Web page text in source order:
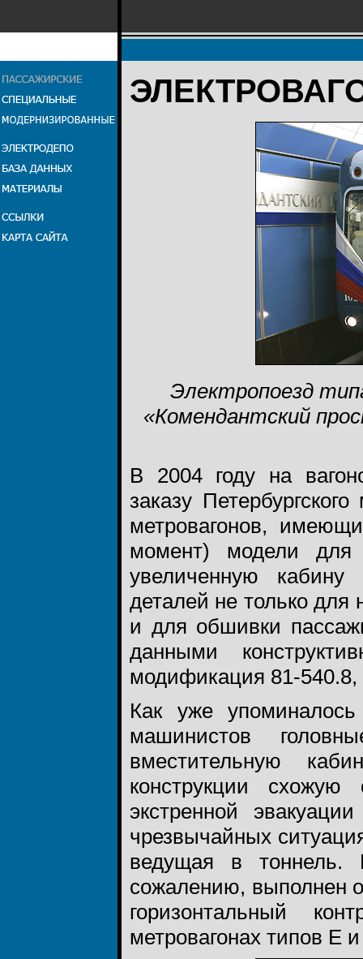
Электропоезд
«Комендантский
В 2004 году на
заказу
метровагонов,
момент) модели для
увеличенную
деталей не только
и для обшивки
данными
модификация 81-
Как уже
машинистов
вместительную
конструкции
экстренной
чрезвычайных
ведущая в тоннель.
сожалению, выполнен
горизонтальный
метровагонах типов Е